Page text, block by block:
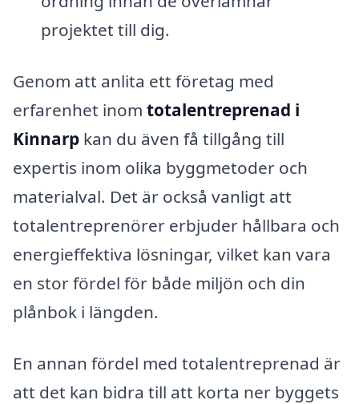
projektet till dig.
Genom att anlita ett företag med
erfarenhet inom totalentreprenad i
Kinnarp kan du även få tillgång till
expertis inom olika byggmetoder och
materialval. Det är också vanligt att
totalentreprenörer erbjuder hållbara och
energieffektiva lösningar, vilket kan vara
en stor fördel för både miljön och din
plånbok i längden.
En annan fördel med totalentreprenad är
att det kan bidra till att korta ner byggets